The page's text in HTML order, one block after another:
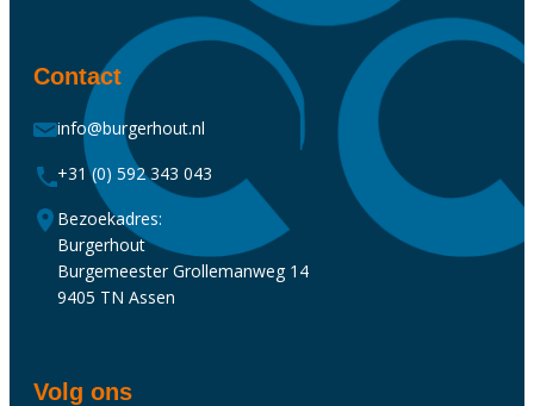
Contact
info@burgerhout.nl
+31 (0) 592 343 043
Bezoekadres:
Burgerhout
Burgemeester Grollemanweg 14
9405 TN Assen
Volg ons